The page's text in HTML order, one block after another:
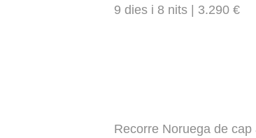
9 dies i 8 nits | 3.290 €
Recorre Noruega de